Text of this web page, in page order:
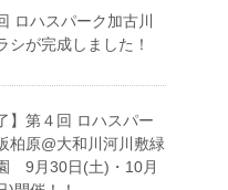
ロハスパーク加古川
シが完成しました！
】第４回 ロハスパー
柏原@大和川河川敷緑
9月30日(土)・10月